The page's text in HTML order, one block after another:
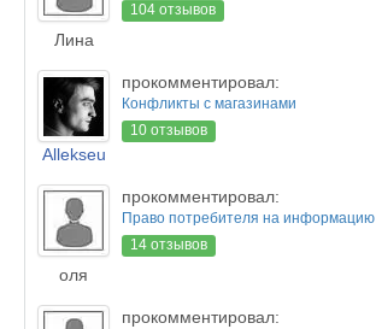
Лина
104 отзывов
Allekseu
прокомментировал:
Конфликты с магазинами
10 отзывов
оля
прокомментировал:
Право потребителя на информацию
14 отзывов
прокомментировал: